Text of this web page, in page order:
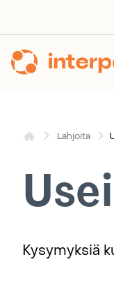
Lahjoita
Kysymyksiä